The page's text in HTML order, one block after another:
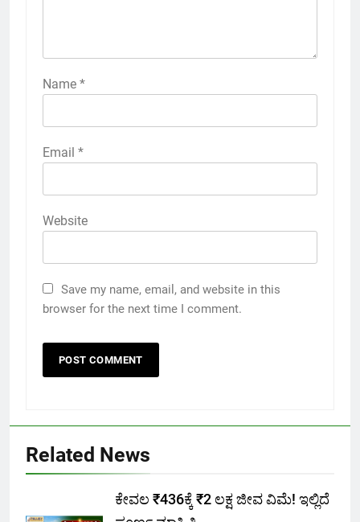
Name *
Email *
Website
Save my name, email, and website in this
browser for the next time I comment.
Related News
ಕೇವಲ ₹436ಕ್ಕೆ ₹2 ಲಕ್ಷ ಜೀವ ವಿಮೆ! ಇಲ್ಲಿದೆ